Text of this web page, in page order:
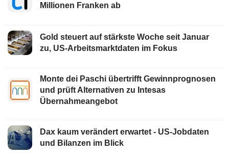
Millionen Franken ab
Gold steuert auf stärkste Woche seit Januar
zu, US-Arbeitsmarktdaten im Fokus
Monte dei Paschi übertrifft Gewinnprognosen
und prüft Alternativen zu Intesas
Übernahmeangebot
Dax kaum verändert erwartet - US-Jobdaten
und Bilanzen im Blick